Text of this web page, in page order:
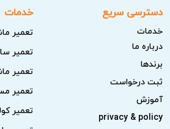
دسترسی سریع
خدمات
درباره ما
برندها
ثبت درخواست
آموزش
privacy & policy
خدمات
تعمیر
تعمیر
تعمیر
تعمیر
تعمیر